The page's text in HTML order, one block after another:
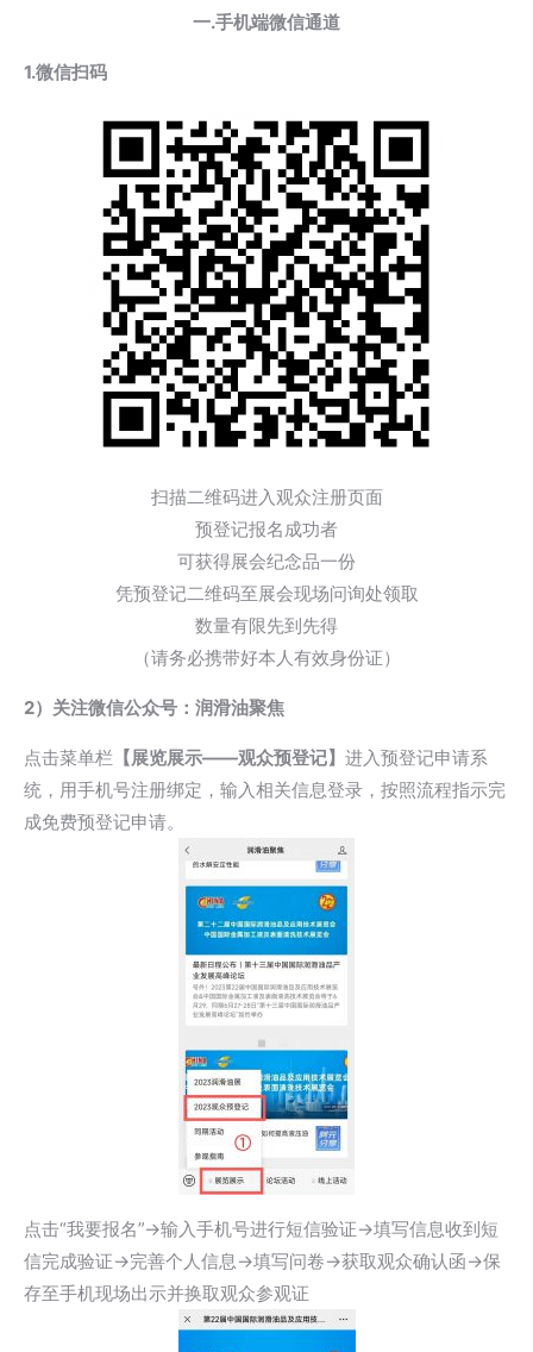
一.手机端微信通道
1.微信扫码
扫描二维码进入观众注册页面
预登记报名成功者
可获得展会纪念品一份
凭预登记二维码至展会现场问询处领取
数量有限先到先得
（请务必携带好本人有效身份证）
2）关注微信公众号：润滑油聚焦
点击菜单栏 【展览展示——观众预登记】 进入预登记申请系
统，用手机号注册绑定，输入相关信息登录，按照流程指示完
成免费预登记申请。
点击“我要报名”→输入手机号进行短信验证→填写信息收到短
信完成验证→完善个人信息→填写问卷→获取观众确认函→保
存至手机现场出示并换取观众参观证